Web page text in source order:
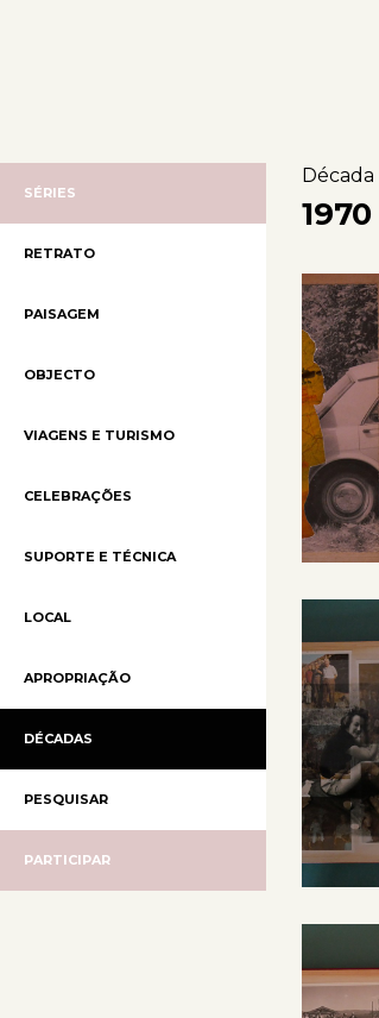
SÉRIES
RETRATO
PAISAGEM
OBJECTO
VIAGENS E TURISMO
CELEBRAÇÕES
SUPORTE E TÉCNICA
LOCAL
APROPRIAÇÃO
DÉCADAS
PESQUISAR
PARTICIPAR
Década
1970